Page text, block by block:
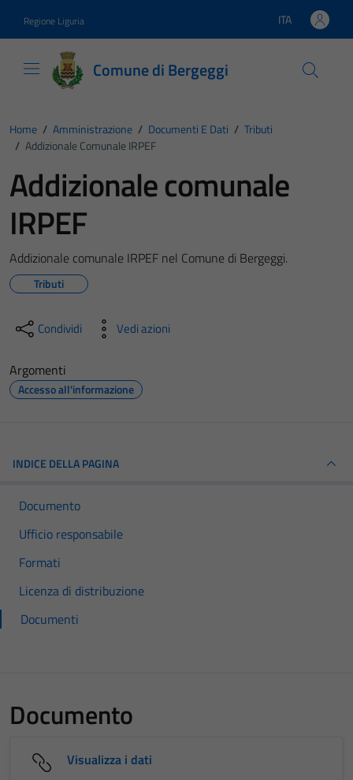
Regione Liguria Lingua attiva:
ITA
Comune di Bergeggi
Home / Amministrazione / Documenti E Dati / Tributi
/ Addizionale Comunale IRPEF
Addizionale comunale
IRPEF
Addizionale comunale IRPEF nel Comune di Bergeggi.
Tributi
Condividi Vedi azioni
Argomenti
Accesso all'informazione
INDICE DELLA PAGINA
Documento
Ufficio responsabile
Formati
Licenza di distribuzione
Documenti
Documento
Visualizza i dati